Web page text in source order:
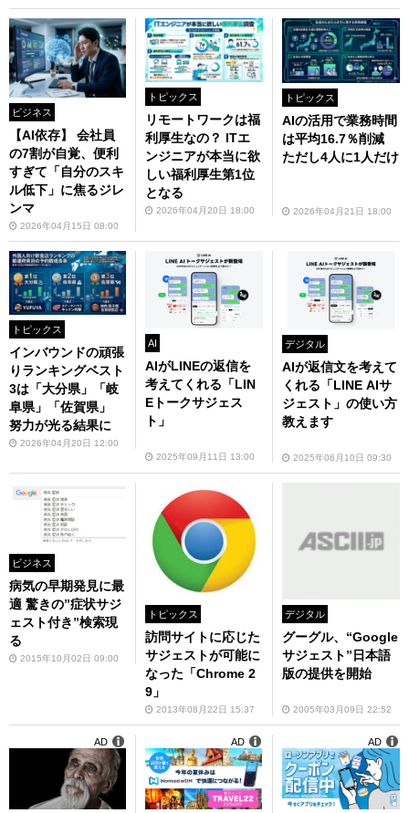
ビジネス
【AI依存】 会社員
の7割が自覚、便利
すぎて「自分のスキ
ル低下」に焦るジレ
ンマ
2026年04月15日 08:00
トピックス
リモートワークは福
利厚生なの？ ITエ
ンジニアが本当に欲
しい福利厚生第1位
となる
2026年04月20日 18:00
トピックス
AIの活用で業務時間
は平均16.7％削減
ただし4人に1人だけ
2026年04月21日 18:00
トピックス
インバウンドの頑張
りランキングベスト
3は「大分県」「岐
阜県」「佐賀県」
努力が光る結果に
2026年04月20日 12:00
AI
AIがLINEの返信を
考えてくれる「LIN
Eトークサジェス
ト」
2025年09月11日 13:00
デジタル
AIが返信文を考えて
くれる「LINE AIサ
ジェスト」の使い方
教えます
2025年06月10日 09:30
ビジネス
病気の早期発見に最
適 驚きの”症状サジ
ェスト付き”検索現
る
2015年10月02日 09:00
トピックス
訪問サイトに応じた
サジェストが可能に
なった「Chrome 2
9」
2013年08月22日 15:37
デジタル
グーグル、“Google
サジェスト”日本語
版の提供を開始
2005年03月09日 22:52
AD AD AD